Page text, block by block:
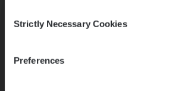
Selection
Strictly Necessary Cookies
Preferences